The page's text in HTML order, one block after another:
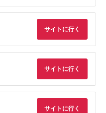
サイトに行く
サイトに行く
サイトに行く